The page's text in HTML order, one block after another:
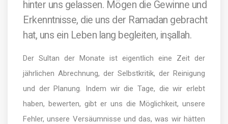
hinter uns gelassen. Mögen die Gewinne und
Erkenntnisse, die uns der Ramadan gebracht
hat, uns ein Leben lang begleiten, inşallah.
Der Sultan der Monate ist eigentlich eine Zeit der
jährlichen Abrechnung, der Selbstkritik, der Reinigung
und der Planung. Indem wir die Tage, die wir erlebt
haben, bewerten, gibt er uns die Möglichkeit, unsere
Fehler, unsere Versäumnisse und das, was wir hätten